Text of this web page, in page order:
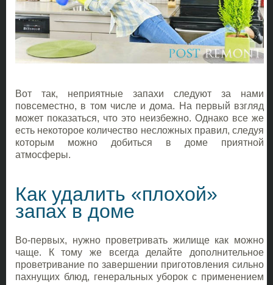
Вот так, неприятные запахи следуют за нами
повсеместно, в том числе и дома. На первый взгляд
может показаться, что это неизбежно. Однако все же
есть некоторое количество несложных правил, следуя
которым можно добиться в доме приятной
атмосферы.
Как удалить «плохой»
запах в доме
Во-первых, нужно проветривать жилище как можно
чаще. К тому же всегда делайте дополнительное
проветривание по завершении приготовления сильно
пахнущих блюд, генеральных уборок с применением